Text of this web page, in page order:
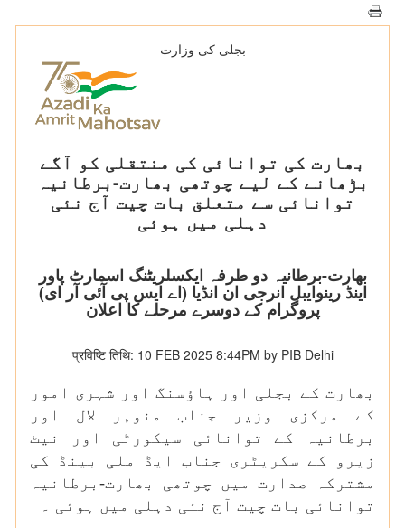
بجلی کی وزارت
بھارت کی توانائی کی منتقلی کو آگے
بڑھانے کے لیے چوتھی بھارت-برطانیہ
توانائی سے متعلق بات چیت آج نئی
دہلی میں ہوئی
بھارت-برطانیہ دو طرفہ ایکسلریٹنگ اسمارٹ پاور
اینڈ رینوایبل انرجی ان انڈیا (اے ایس پی آئی آر ای)
پروگرام کے دوسرے مرحلے کا اعلان
प्रविष्टि तिथि: 10 FEB 2025 8:44PM by PIB Delhi
بھارت کے بجلی اور ہاؤسنگ اور شہری امور
کے مرکزی وزیر جناب منوہر لال اور
برطانیہ کے توانائی سیکورٹی اور نیٹ
زیرو کے سکریٹری جناب ایڈ ملی بینڈ کی
مشترکہ صدارت میں چوتھی بھارت-برطانیہ
توانائی بات چیت آج نئی دہلی میں ہوئی ۔